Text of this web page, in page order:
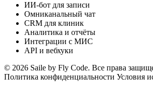
ИИ-бот для записи
Омниканальный чат
CRM для клиник
Аналитика и отчёты
Интеграции с МИС
API и вебхуки
© 2026 Saile by Fly Code. Все права
Политика конфиденциальности Условия